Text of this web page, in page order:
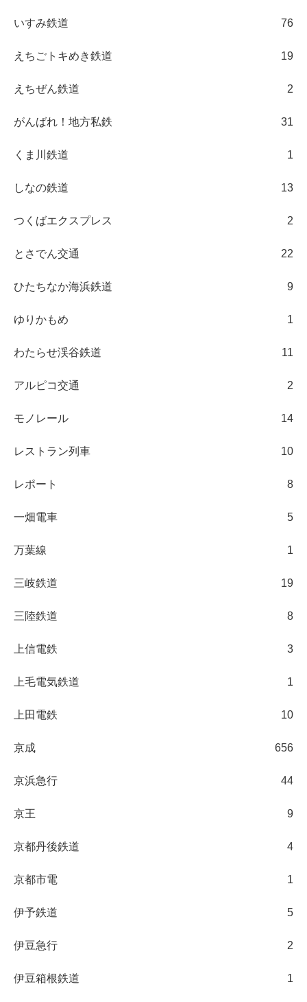
いすみ鉄道 76
えちごトキめき鉄道 19
えちぜん鉄道 2
がんばれ！地方私鉄 31
くま川鉄道 1
しなの鉄道 13
つくばエクスプレス 2
とさでん交通 22
ひたちなか海浜鉄道 9
ゆりかもめ 1
わたらせ渓谷鉄道 11
アルピコ交通 2
モノレール 14
レストラン列車 10
レポート 8
一畑電車 5
万葉線 1
三岐鉄道 19
三陸鉄道 8
上信電鉄 3
上毛電気鉄道 1
上田電鉄 10
京成 656
京浜急行 44
京王 9
京都丹後鉄道 4
京都市電 1
伊予鉄道 5
伊豆急行 2
伊豆箱根鉄道 1